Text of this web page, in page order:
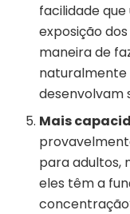
facilidade que
exposição
maneira de
naturalmente
desenvolvam
Mais
para adultos,
eles têm a